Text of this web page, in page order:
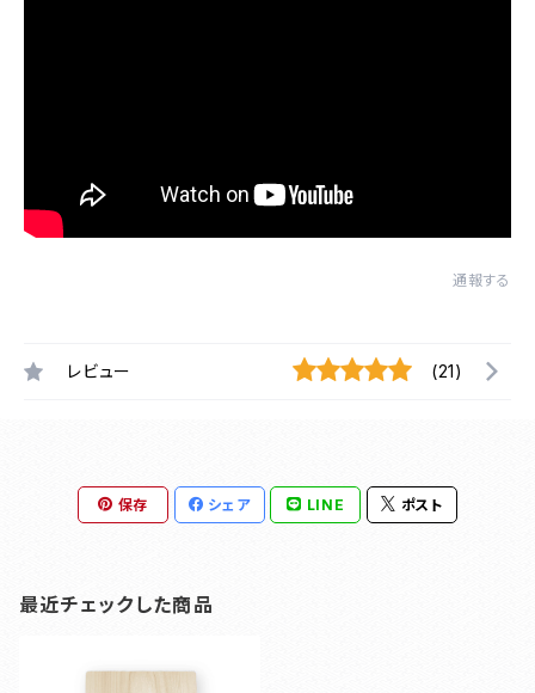
通報する
レビュー (21)
保存 シェア LINE ポスト
最近チェックした商品